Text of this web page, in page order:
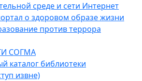
среде и сети Интернет
о здоровом образе жизни
против террора
СОГМА
каталог библиотеки
извне)